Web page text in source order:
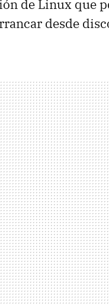
de Linux que
desde